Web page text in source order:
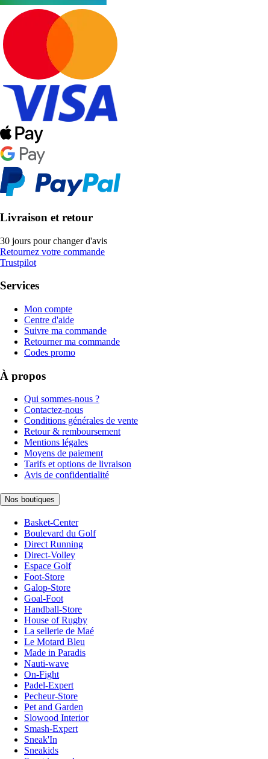
Livraison et retour
30 jours pour changer d'avis
Retournez votre commande
Trustpilot
Services
Mon compte
Centre d'aide
Suivre ma commande
Retourner ma commande
Codes promo
À propos
Qui sommes-nous ?
Contactez-nous
Conditions générales de vente
Retour & remboursement
Mentions légales
Moyens de paiement
Tarifs et options de livraison
Avis de confidentialité
Nos boutiques
Basket-Center
Boulevard du Golf
Direct Running
Direct-Volley
Espace Golf
Foot-Store
Galop-Store
Goal-Foot
Handball-Store
House of Rugby
La sellerie de Maé
Le Motard Bleu
Made in Paradis
Nauti-wave
On-Fight
Padel-Expert
Pecheur-Store
Pet and Garden
Slowood Interior
Smash-Expert
Sneak'In
Sneakids